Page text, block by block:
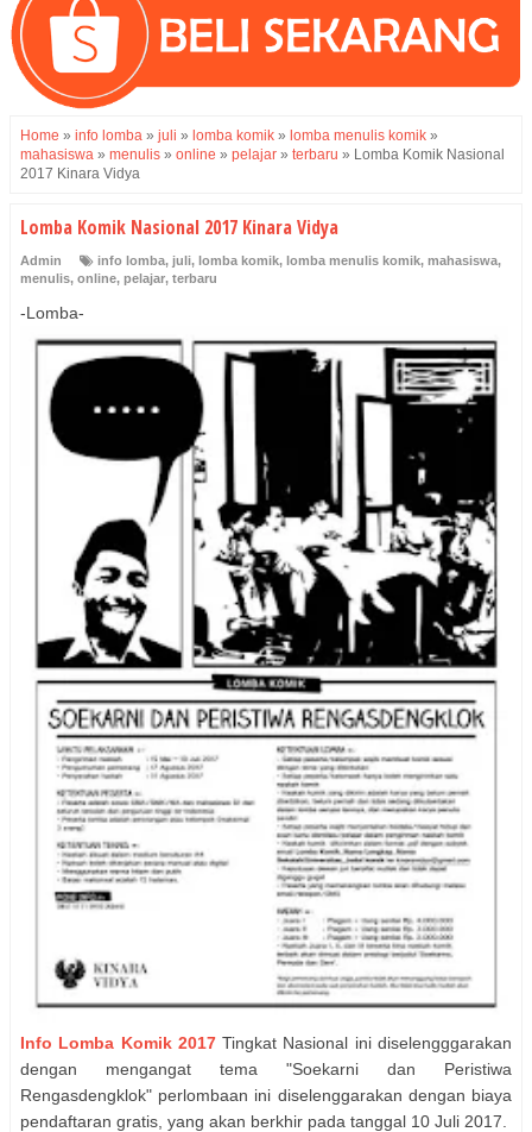
Home » info lomba » juli » lomba komik » lomba menulis komik »
mahasiswa » menulis » online » pelajar » terbaru » Lomba Komik Nasional
2017 Kinara Vidya
Lomba Komik Nasional 2017 Kinara Vidya
Admin info lomba, juli, lomba komik, lomba menulis komik, mahasiswa,
menulis, online, pelajar, terbaru
-Lomba-
Info Lomba Komik 2017Tingkat Nasional ini diselengggarakan
dengan mengangat tema "Soekarni dan Peristiwa
Rengasdengklok" perlombaan ini diselenggarakan dengan biaya
pendaftaran gratis, yang akan berkhir pada tanggal 10 Juli 2017.